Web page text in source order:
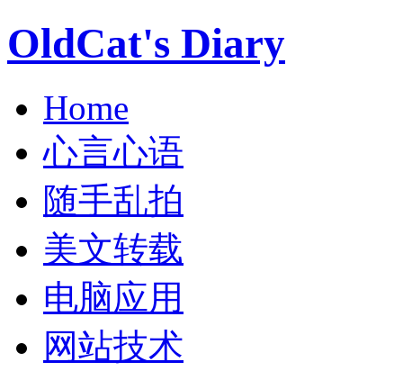
OldCat's Diary
Home
心言心语
随手乱拍
美文转载
电脑应用
网站技术